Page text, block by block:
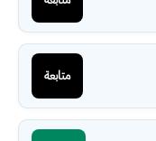
متابعة